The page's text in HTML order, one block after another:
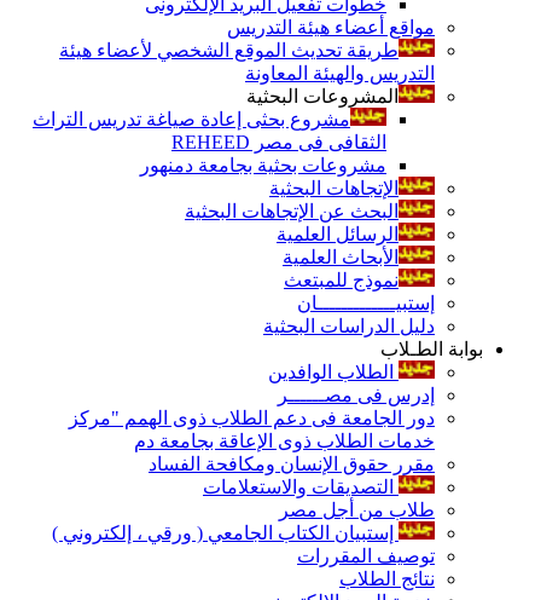
مواقع أعضاء هيئة التدريس
طريقة تحديث الموقع الشخصي لأعضاء هيئة
التدريس والهيئة المعاونة
المشروعات البحثية
مشروع بحثى إعادة صياغة تدريس التراث
الثقافى فى مصر REHEED
مشروعات بحثية بجامعة دمنهور
الإتجاهات البحثية
البحث عن الإتجاهات البحثية
الرسائل العلمية
الأبحاث العلمية
نموذج للمبتعث
إستبيـــــــــــــان
دليل الدراسات البحثية
بوابة الطـلاب
الطلاب الوافدين
إدرس فى مصــــــر
دور الجامعة فى دعم الطلاب ذوى الهمم "مركز
خدمات الطلاب ذوى الإعاقة بجامعة دم
مقرر حقوق الإنسان ومكافحة الفساد
التصديقات والاستعلامات
طلاب من أجل مصر
إستبيان الكتاب الجامعي ( ورقي ، إلكتروني )
توصيف المقررات
نتائج الطلاب